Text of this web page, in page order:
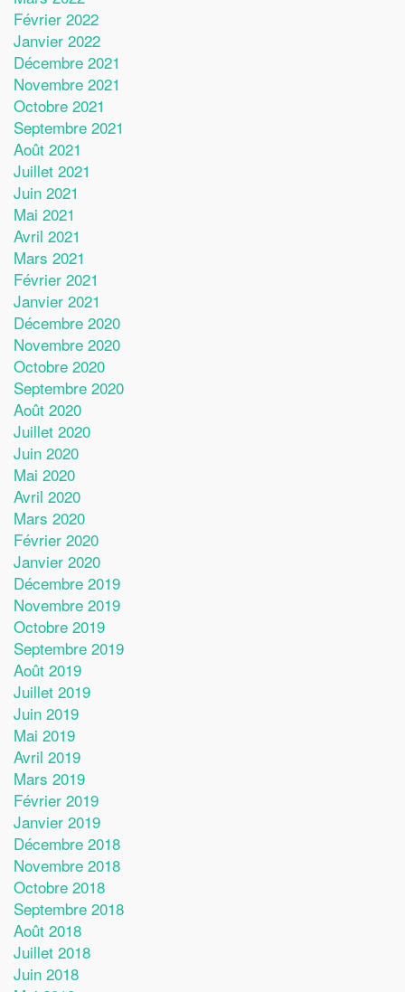
Février 2022
Janvier 2022
Décembre 2021
Novembre 2021
Octobre 2021
Septembre 2021
Août 2021
Juillet 2021
Juin 2021
Mai 2021
Avril 2021
Mars 2021
Février 2021
Janvier 2021
Décembre 2020
Novembre 2020
Octobre 2020
Septembre 2020
Août 2020
Juillet 2020
Juin 2020
Mai 2020
Avril 2020
Mars 2020
Février 2020
Janvier 2020
Décembre 2019
Novembre 2019
Octobre 2019
Septembre 2019
Août 2019
Juillet 2019
Juin 2019
Mai 2019
Avril 2019
Mars 2019
Février 2019
Janvier 2019
Décembre 2018
Novembre 2018
Octobre 2018
Septembre 2018
Août 2018
Juillet 2018
Juin 2018